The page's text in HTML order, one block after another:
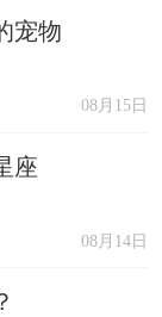
宠物
08月15日
座
08月14日